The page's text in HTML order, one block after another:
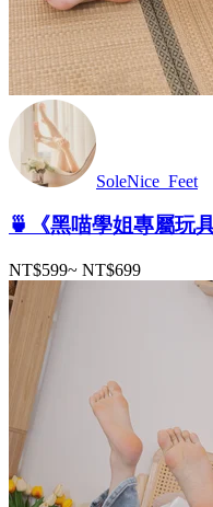
SoleNice_Feet
🍵《黑喵學姐專屬玩
NT$599~ NT$699